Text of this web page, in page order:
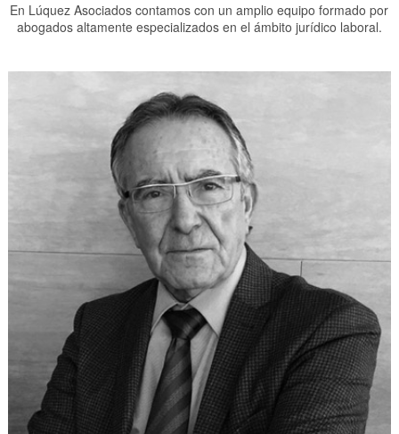
En Lúquez Asociados contamos con un amplio equipo formado por
abogados altamente especializados en el ámbito jurídico laboral.